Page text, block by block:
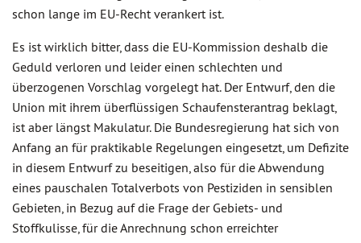
schon lange im EU-Recht verankert ist.
Es ist wirklich bitter, dass die EU-Kommission deshalb die
Geduld verloren und leider einen schlechten und
überzogenen Vorschlag vorgelegt hat. Der Entwurf, den die
Union mit ihrem überflüssigen Schaufensterantrag beklagt,
ist aber längst Makulatur. Die Bundesregierung hat sich von
Anfang an für praktikable Regelungen eingesetzt, um Defizite
in diesem Entwurf zu beseitigen, also für die Abwendung
eines pauschalen Totalverbots von Pestiziden in sensiblen
Gebieten, in Bezug auf die Frage der Gebiets- und
Stoffkulisse, für die Anrechnung schon erreichter